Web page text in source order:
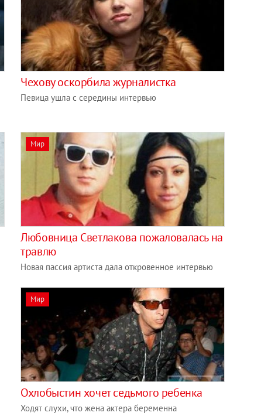
Чехову оскорбила журналистка
Певица ушла с середины интервью
Мир
Любовница Светлакова пожаловалась на
травлю
Новая пассия артиста дала откровенное интервью
Мир
Охлобыстин хочет седьмого ребенка
Ходят слухи, что жена актера беременна